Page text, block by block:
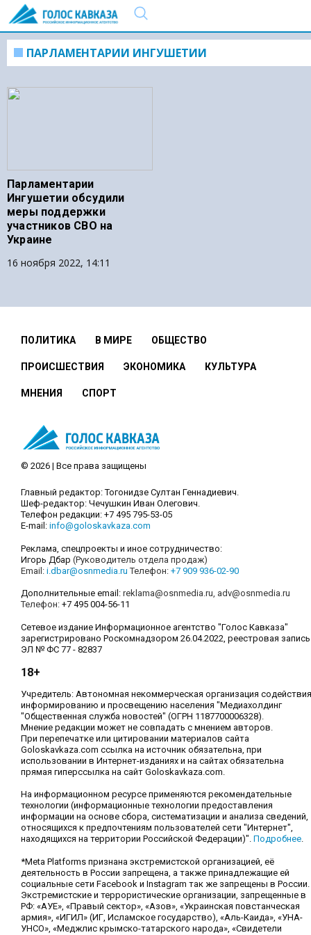
ПАРЛАМЕНТАРИИ ИНГУШЕТИИ
Парламентарии
Ингушетии обсудили
меры поддержки
участников СВО на
Украине
16 ноября 2022, 14:11
ПОЛИТИКА В МИРЕ ОБЩЕСТВО
ПРОИСШЕСТВИЯ ЭКОНОМИКА КУЛЬТУРА
МНЕНИЯ СПОРТ
© 2026 | Все права защищены
Главный редактор: Тогонидзе Султан Геннадиевич.
Шеф-редактор: Чечушкин Иван Олегович.
Телефон редакции: +7 495 795-53-05
E-mail: info@goloskavkaza.com
Реклама, спецпроекты и иное сотрудничество:
Игорь Дбар (Руководитель отдела продаж)
Email: i.dbar@osnmedia.ru Телефон: +7 909 936-02-90
Дополнительные email: reklama@osnmedia.ru, adv@osnmedia.ru
Телефон: +7 495 004-56-11
Сетевое издание Информационное агентство "Голос Кавказа"
зарегистрировано Роскомнадзором 26.04.2022, реестровая запись
ЭЛ № ФС 77 - 82837
18+
Учредитель: Автономная некоммерческая организация содействия
информированию и просвещению населения "Медиахолдинг
"Общественная служба новостей" (ОГРН 1187700006328).
Мнение редакции может не совпадать с мнением авторов.
При перепечатке или цитировании материалов сайта
Goloskavkaza.com ссылка на источник обязательна, при
использовании в Интернет-изданиях и на сайтах обязательна
прямая гиперссылка на сайт Goloskavkaza.com.
На информационном ресурсе применяются рекомендательные
технологии (информационные технологии предоставления
информации на основе сбора, систематизации и анализа сведений,
относящихся к предпочтениям пользователей сети "Интернет",
находящихся на территории Российской Федерации)". Подробнее.
*Meta Platforms признана экстремистской организацией, её
деятельность в России запрещена, а также принадлежащие ей
социальные сети Facebook и Instagram так же запрещены в России.
Экстремистские и террористические организации, запрещенные в
РФ: «АУЕ», «Правый сектор», «Азов», «Украинская повстанческая
армия», «ИГИЛ» (ИГ, Исламское государство), «Аль-Каида», «УНА-
УНСО», «Меджлис крымско-татарского народа», «Свидетели